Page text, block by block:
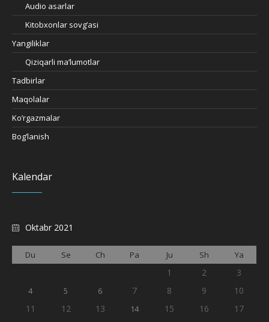
Audio asarlar
Kitobxonlar sovg’asi
Yangiliklar
Qiziqarli ma’lumotlar
Tadbirlar
Maqolalar
Ko’rgazmalar
Bog’lanish
Kalendar
Oktabr 2021
Du Se Ch Pa Ju Sh Ya
1 2 3
4 5 6 7 8 9
10
11
12 13 14 15 16 17